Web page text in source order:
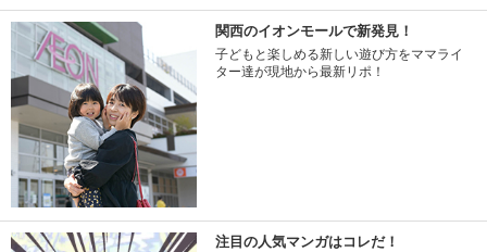
関西のイオンモールで新発見！
子どもと楽しめる新しい遊び方をママライ
ター達が現地から最新リポ！
注目の人気マンガはコレだ！